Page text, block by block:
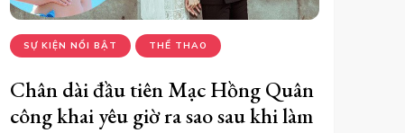
SỰ KIỆN NỔI BẬT THỂ THAO
Chân dài đầu tiên Mạc Hồng Quân
công khai yêu giờ ra sao sau khi làm